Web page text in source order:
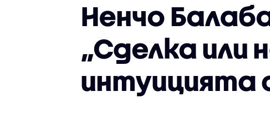
Ненчо
„Сделка или
интуицията